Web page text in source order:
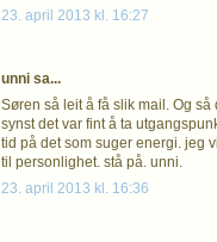
23. april 2013 kl. 16:27
unni sa...
Søren så leit å få slik mail. Og
synst det var fint å ta
tid på det som suger energi. jeg
til personlighet. stå på. unni.
23. april 2013 kl. 16:36